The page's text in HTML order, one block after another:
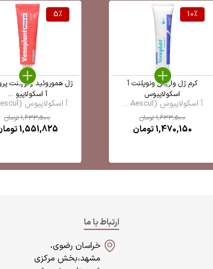
10%
کرم ژل واریس ونوپلنت آ
اسکولاپیوس
آ اسکولاپیوس (Aescul ...
1,633,500تومان
1,470,150تومان
5%
ژل هموروئید ونوپلنت
آ اسکولاپیو ...
آ اسکولاپیوس (Aescul ...
1,633,500تومان
1,551,825
ارتباط با ما
خراسان رضوی،
مشهد،بخش مرکزی